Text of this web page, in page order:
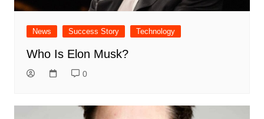
News Success Story Technology
Who Is Elon Musk?
0